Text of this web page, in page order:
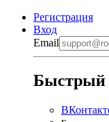
Регистрация
Вход
Email
Быстрый